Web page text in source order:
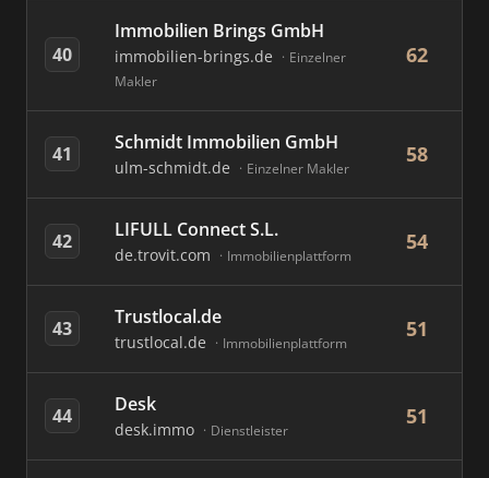
40
Immobilien Brings GmbH
immobilien-brings.de
Einzelner
Makler
62
41 Schmidt Immobilien GmbH
ulm-schmidt.de Einzelner Makler
58
42 LIFULL Connect S.L.
de.trovit.com Immobilienplattform
54
43 Trustlocal.de
trustlocal.de Immobilienplattform
51
44 Desk
desk.immo Dienstleister
51